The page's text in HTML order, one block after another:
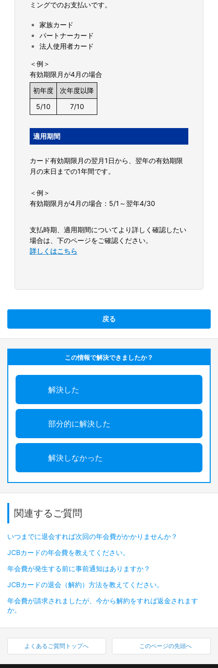
ミングでのお支払いです。
家族カード
パートナーカード
法人使用者カード
＜例＞
有効期限月が4月の場合
初年度
次年度以降
5/10
7/10
適用期間
カード有効期限月の翌月1日から、翌年の有効期限
月の末日までの1年間です。
＜例＞
有効期限月が4月の場合：5/1～翌年4/30
支払時期、適用期間についてより詳しく確認したい
場合は、下のページをご確認ください。
詳しくはこちら
戻る
この情報で解決できましたか？
解決した
部分的に解決した
解決しなかった
関連するご質問
いつまでに退会すれば次回の年会費がかかりませんか？
JCBカードの年会費を教えてください。
年会費が発生する前に事前通知はありますか？
JCBカードの退会（解約）方法を教えてください。
年会費が請求されましたが、今から解約をすれば返金されます
か。
よくあるご質問トップへ このページの先頭へ